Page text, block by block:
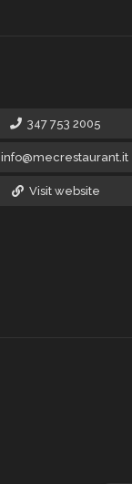
347 753 2005
info@mecrestaurant.it
Visit website